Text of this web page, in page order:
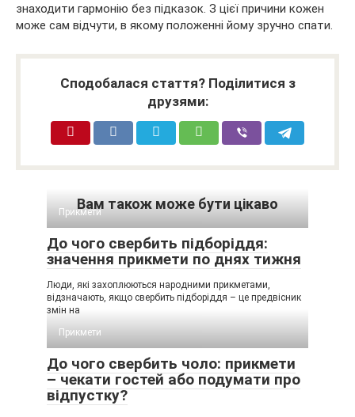
знаходити гармонію без підказок. З цієї причини кожен
може сам відчути, в якому положенні йому зручно спати.
Сподобалася стаття? Поділитися з
друзями:
Вам також може бути цікаво
Прикмети
До чого свербить підборіддя:
значення прикмети по днях тижня
Люди, які захоплюються народними прикметами,
відзначають, якщо свербить підборіддя – це предвісник
змін на
Прикмети
До чого свербить чоло: прикмети
– чекати гостей або подумати про
відпустку?